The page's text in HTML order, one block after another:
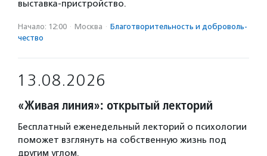
выставка-пристройство.
Начало: 12:00 · Москва · Благотвори­тель­ность и доброволь­
чест­во
13.08.2026
«Живая линия»: открытый лекторий
Бесплатный еженедельный лекторий о психологии
поможет взглянуть на собственную жизнь под
другим углом.